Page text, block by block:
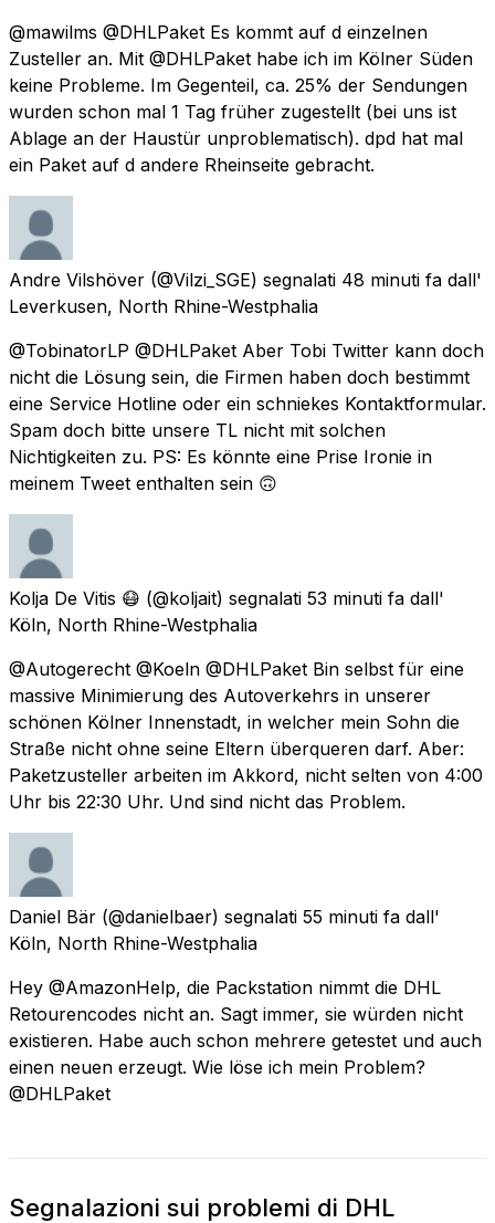
@mawilms @DHLPaket Es kommt auf d einzelnen
Zusteller an. Mit @DHLPaket habe ich im Kölner Süden
keine Probleme. Im Gegenteil, ca. 25% der Sendungen
wurden schon mal 1 Tag früher zugestellt (bei uns ist
Ablage an der Haustür unproblematisch). dpd hat mal
ein Paket auf d andere Rheinseite gebracht.
Andre Vilshöver (@Vilzi_SGE) segnalati 48 minuti fa dall'
Leverkusen, North Rhine-Westphalia
@TobinatorLP @DHLPaket Aber Tobi Twitter kann doch
nicht die Lösung sein, die Firmen haben doch bestimmt
eine Service Hotline oder ein schniekes Kontaktformular.
Spam doch bitte unsere TL nicht mit solchen
Nichtigkeiten zu. PS: Es könnte eine Prise Ironie in
meinem Tweet enthalten sein 🙃
Kolja De Vitis 😷 (@koljait) segnalati 53 minuti fa dall'
Köln, North Rhine-Westphalia
@Autogerecht @Koeln @DHLPaket Bin selbst für eine
massive Minimierung des Autoverkehrs in unserer
schönen Kölner Innenstadt, in welcher mein Sohn die
Straße nicht ohne seine Eltern überqueren darf. Aber:
Paketzusteller arbeiten im Akkord, nicht selten von 4:00
Uhr bis 22:30 Uhr. Und sind nicht das Problem.
Daniel Bär (@danielbaer) segnalati 55 minuti fa dall'
Köln, North Rhine-Westphalia
Hey @AmazonHelp, die Packstation nimmt die DHL
Retourencodes nicht an. Sagt immer, sie würden nicht
existieren. Habe auch schon mehrere getestet und auch
einen neuen erzeugt. Wie löse ich mein Problem?
@DHLPaket
Segnalazioni sui problemi di DHL